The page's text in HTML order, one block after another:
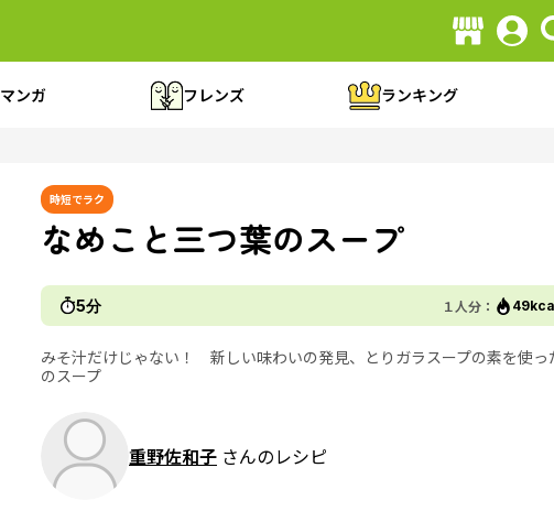
マンガ フレンズ ランキング
時短でラク
なめこと三つ葉のスープ
5分 １人分：
みそ汁だけじゃない！ 新しい味わいの発見、とりガラスープの素を使っ
のスープ
重野佐和子 さんのレシピ